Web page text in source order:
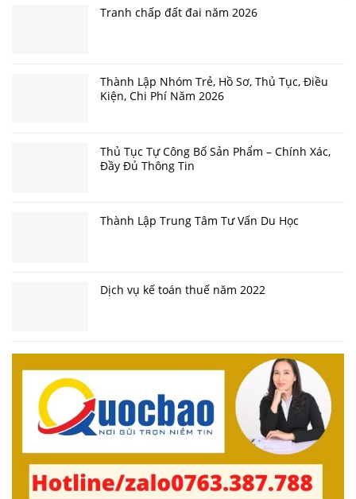
Tranh chấp đất đai năm 2026
Thành Lập Nhóm Trẻ, Hồ Sơ, Thủ Tục, Điều
Kiện, Chi Phí Năm 2026
Thủ Tục Tự Công Bố Sản Phẩm – Chính Xác,
Đầy Đủ Thông Tin
Thành Lập Trung Tâm Tư Vấn Du Học
Dịch vụ kế toán thuế năm 2022